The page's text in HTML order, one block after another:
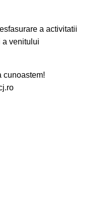
a activitatii
a venitului
cunoastem!